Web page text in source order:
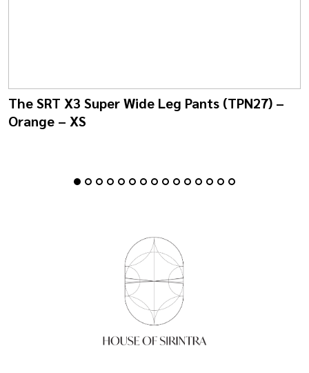
The SRT X3 Super Wide Leg Pants (TPN27) –
Orange – XS